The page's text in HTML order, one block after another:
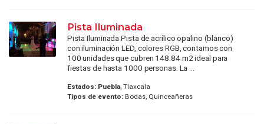
Pista Iluminada
Pista Iluminada Pista de acrílico opalino (blanco)
con iluminación LED, colores RGB, contamos con
100 unidades que cubren 148.84 m2 ideal para
fiestas de hasta 1000 personas. La ...
Estados: Puebla, Tlaxcala
Tipos de evento:Bodas, Quinceañeras